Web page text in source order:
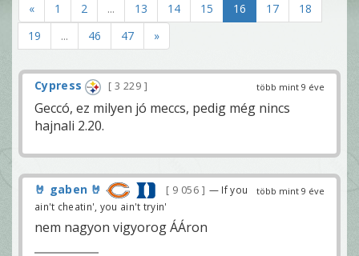
« 1 2 ... 13 14 15 16 17
18
19
... 46 47 »
több mint 9 éve
Cypress 3 229
Geccó, ez milyen jó meccs, pedig még nincs
hajnali 2.20.
több mint 9 éve
🤘 gaben 🤘 9 056
— If you
ain't cheatin', you ain't tryin'
nem nagyon vigyorog ÁÁron